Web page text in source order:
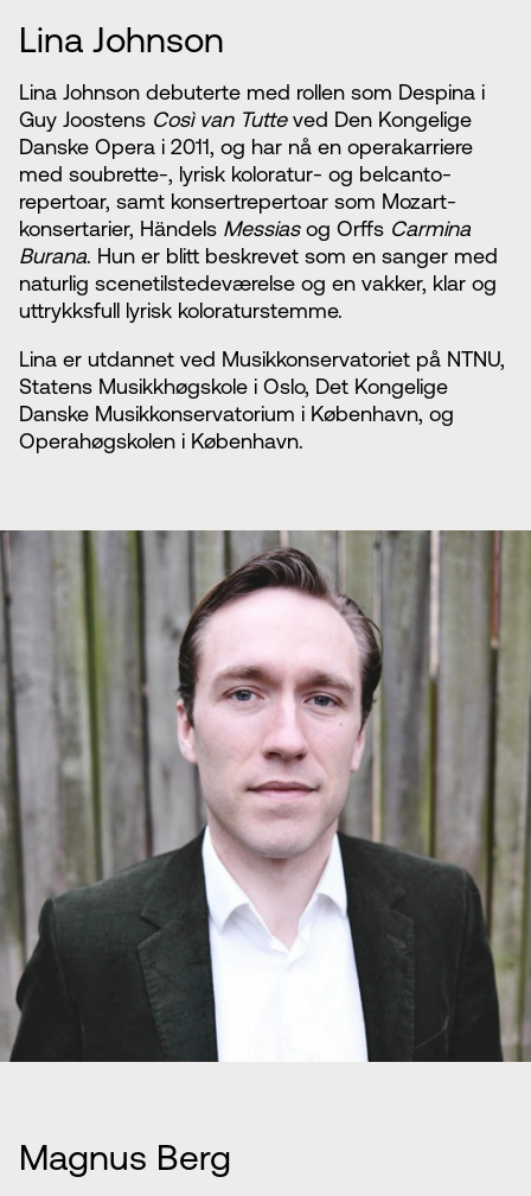
Lina Johnson
Lina Johnson debuterte med rollen som Despina i
Guy Joostens Così van Tutteved Den Kongelige
Danske Opera i 2011, og har nå en operakarriere
med soubrette-, lyrisk koloratur- og belcanto-
repertoar, samt konsertrepertoar som Mozart-
konsertarier, Händels Messiasog Orffs Carmina
Burana. Hun er blitt beskrevet som en sanger med
naturlig scenetilstedeværelse og en vakker, klar og
uttrykksfull lyrisk koloraturstemme.
Lina er utdannet ved Musikkonservatoriet på NTNU,
Statens Musikkhøgskole i Oslo, Det Kongelige
Danske Musikkonservatorium i København, og
Operahøgskolen i København.
Magnus Berg